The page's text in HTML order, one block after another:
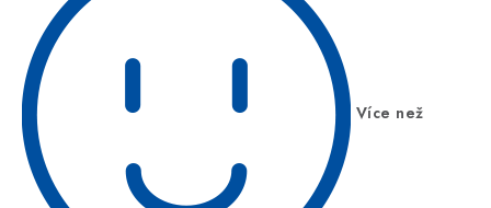
Více než